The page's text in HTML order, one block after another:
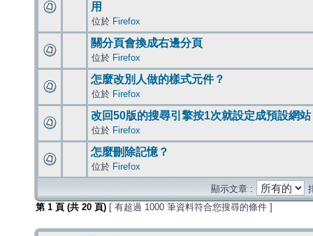
用
位於 Firefox
關分頁會換成右邊分頁
位於 Firefox
怎麼改別人做的樣式元件？
位於 Firefox
改回50版的搜尋引擎按1次就設定成預設網站
位於 Firefox
怎麼刪除記憶？
位於 Firefox
顯示文章 :
第 1 頁 (共 20 頁) [ 有超過 1000 筆資料符合您搜尋的條件 ]